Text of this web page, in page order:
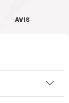
AVIS